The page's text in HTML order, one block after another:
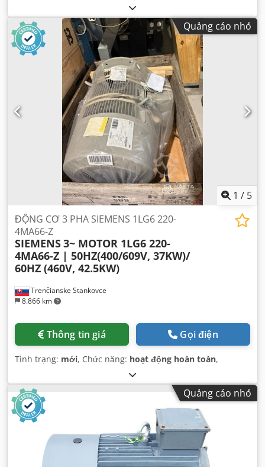
Quảng cáo nhỏ
1 / 5
Trenčianske Stankovce
8.866 km
ĐỘNG CƠ 3 PHA SIEMENS 1LG6 220-
4MA66-Z
SIEMENS3~ MOTOR 1LG6 220-
4MA66-Z | 50HZ(400/609V, 37KW)/
60HZ (460V, 42.5KW)
Thông tin giá Gọi điện
Tình trạng: mới, Chức năng: hoạt động hoàn toàn,
Quảng cáo nhỏ